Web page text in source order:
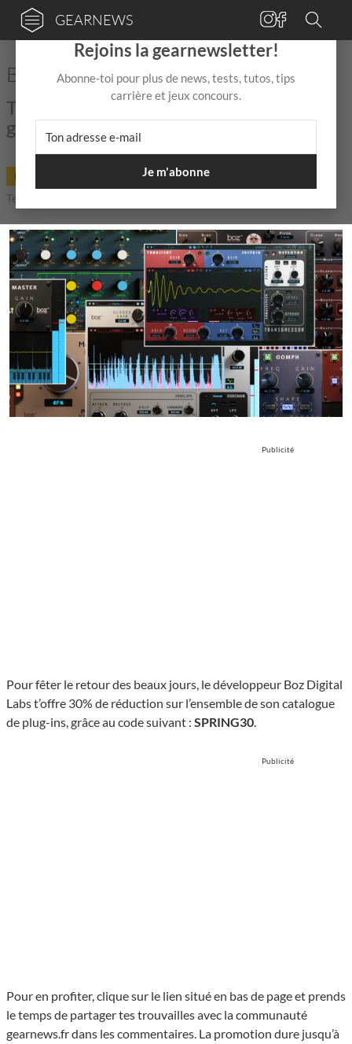
GEARNEWS
Boz Digital Labs Spring Sale
Toujours plus de bons plans sur
gearnews.fr !
DEAL Mix Jagger|
Temps de lecture: 1 min
Publicité
Pour fêter le retour des beaux jours, le développeur Boz Digital
Labs t’offre 30% de réduction sur l’ensemble de son catalogue
de plug-ins, grâce au code suivant : SPRING30.
Publicité
Pour en profiter, clique sur le lien situé en bas de page et prends
le temps de partager tes trouvailles avec la communauté
gearnews.fr dans les commentaires. La promotion dure jusqu’à
×
Rejoins la gearnewsletter!
Abonne-toi pour plus de news, tests, tutos, tips
carrière et jeux concours.
Je m'abonne